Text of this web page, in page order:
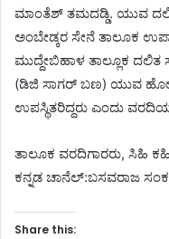
ಮಾಂತೆಶ್ ತಮದಡ್ಡಿ. ಯುವ
ಅಂಬೇಡ್ಕರ ಸೇನೆ ತಾಲೂಕ
ಮುದ್ದೇಬಿಹಾಳ ತಾಲ್ಲೂಕ
(ಡಿಜಿ ಸಾಗರ್ ಬಣ) ಯುವ
ಉಪಸ್ಥಿತರಿದ್ದರು ಎಂದು
ತಾಲೂಕ ವರದಿಗಾರರು, ಸಿಹಿ
ಕನ್ನಡ ಚಾನೆಲ್:ಬಸವರಾಜ
Share this: